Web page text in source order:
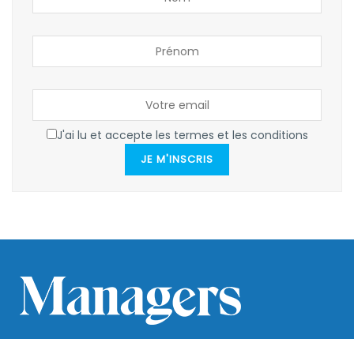
J'ai lu et accepte les termes et les conditions
JE M'INSCRIS